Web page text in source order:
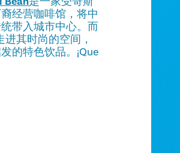
经营咖啡馆，将中
带入城市中心。而
进其时尚的空间，
的特色饮品。¡Que